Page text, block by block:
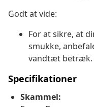
Godt at vide:
For at sikre, at
smukke,
vandtæt betræk.
Specifikationer
Skammel: